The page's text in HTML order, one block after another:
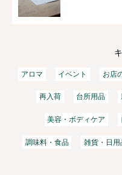
アロマ イベント お店
再入荷 台所用品
美容・ボディケア
調味料・食品 雑貨・日用